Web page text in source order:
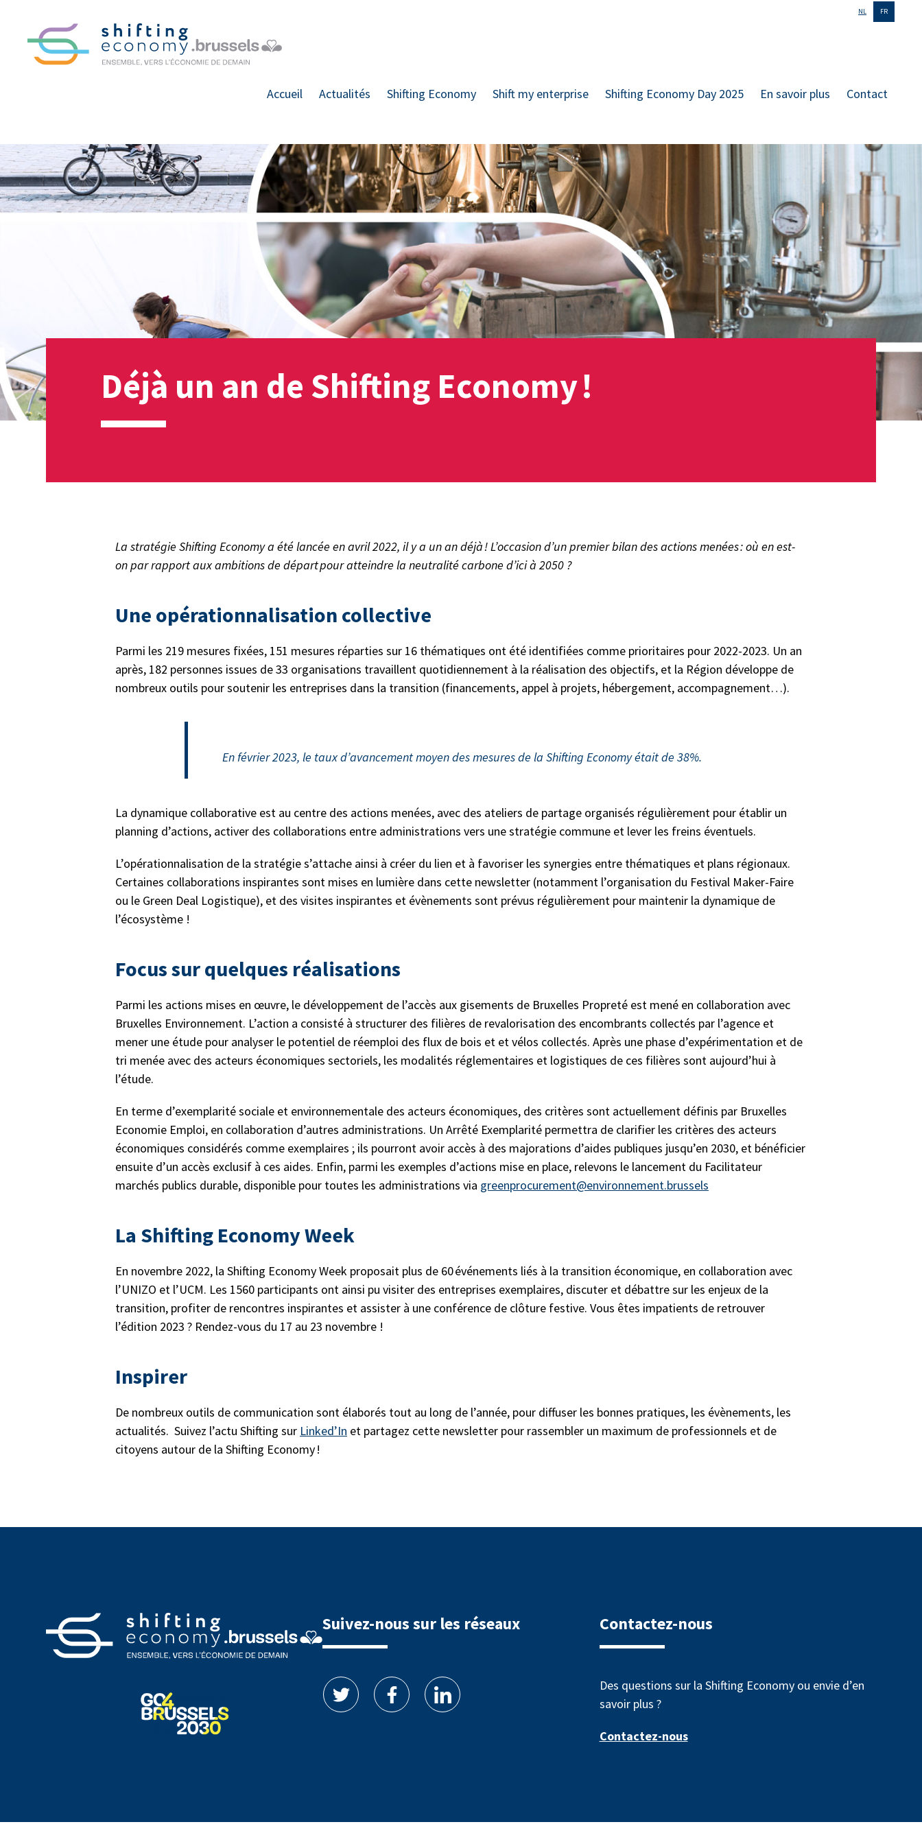
NL FR
Accueil Actualités Shifting Economy Shift my enterprise Shifting Economy Day 2025 En savoir plus Contact
Déjà un an de Shifting Economy !
La stratégie Shifting Economy a été lancée en avril 2022, il y a un an déjà ! L’occasion d’un premier bilan des actions menées : où en est-
on par rapport aux ambitions de départ pour atteindre la neutralité carbone d’ici à 2050 ?
Une opérationnalisation collective
Parmi les 219 mesures fixées, 151 mesures réparties sur 16 thématiques ont été identifiées comme prioritaires pour 2022-2023. Un an
après, 182 personnes issues de 33 organisations travaillent quotidiennement à la réalisation des objectifs, et la Région développe de
nombreux outils pour soutenir les entreprises dans la transition (financements, appel à projets, hébergement, accompagnement…).
En février 2023, le taux d’avancement moyen des mesures de la Shifting Economy était de 38%.
La dynamique collaborative est au centre des actions menées, avec des ateliers de partage organisés régulièrement pour établir un
planning d’actions, activer des collaborations entre administrations vers une stratégie commune et lever les freins éventuels.
L’opérationnalisation de la stratégie s’attache ainsi à créer du lien et à favoriser les synergies entre thématiques et plans régionaux.
Certaines collaborations inspirantes sont mises en lumière dans cette newsletter (notamment l’organisation du Festival Maker-Faire
ou le Green Deal Logistique), et des visites inspirantes et évènements sont prévus régulièrement pour maintenir la dynamique de
l’écosystème !
Focus sur quelques réalisations
Parmi les actions mises en œuvre, le développement de l’accès aux gisements de Bruxelles Propreté est mené en collaboration avec
Bruxelles Environnement. L’action a consisté à structurer des filières de revalorisation des encombrants collectés par l’agence et
mener une étude pour analyser le potentiel de réemploi des flux de bois et et vélos collectés. Après une phase d’expérimentation et de
tri menée avec des acteurs économiques sectoriels, les modalités réglementaires et logistiques de ces filières sont aujourd’hui à
l’étude.
En terme d’exemplarité sociale et environnementale des acteurs économiques, des critères sont actuellement définis par Bruxelles
Economie Emploi, en collaboration d’autres administrations. Un Arrêté Exemplarité permettra de clarifier les critères des acteurs
économiques considérés comme exemplaires ; ils pourront avoir accès à des majorations d’aides publiques jusqu’en 2030, et bénéficier
ensuite d’un accès exclusif à ces aides. Enfin, parmi les exemples d’actions mise en place, relevons le lancement du Facilitateur
marchés publics durable, disponible pour toutes les administrations via greenprocurement@environnement.brussels
La Shifting Economy Week
En novembre 2022, la Shifting Economy Week proposait plus de 60 événements liés à la transition économique, en collaboration avec
l’UNIZO et l’UCM. Les 1560 participants ont ainsi pu visiter des entreprises exemplaires, discuter et débattre sur les enjeux de la
transition, profiter de rencontres inspirantes et assister à une conférence de clôture festive. Vous êtes impatients de retrouver
l’édition 2023 ? Rendez-vous du 17 au 23 novembre !
Inspirer
De nombreux outils de communication sont élaborés tout au long de l’année, pour diffuser les bonnes pratiques, les évènements, les
actualités. Suivez l’actu Shifting sur Linked’In et partagez cette newsletter pour rassembler un maximum de professionnels et de
citoyens autour de la Shifting Economy !
Suivez-nous sur les réseaux Contactez-nous
Des questions sur la Shifting Economy ou envie d’en
savoir plus ?
Contactez-nous